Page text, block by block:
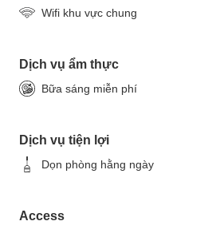
Wifi khu vực chung
Dịch vụ ẩm thực
Bữa sáng miễn phí
Dịch vụ tiện lợi
Dọn phòng hằng ngày
Access